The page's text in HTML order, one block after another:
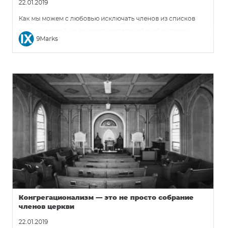
22.01.2019
Как мы можем с любовью исключать членов из списков
наших церквей, не вызывая разделений и обид среди
оставшихся членов? Пастор может быть справедливо
обеспокоен раздутыми списками членов, которые не
Однако трудно предсказать, как те, кого он хочет
защитить, — активные верующие! — отреагируют, когда он
порекомендует привести членский список в порядок.
9Marks
Конгрегационализм — это не просто собрание
членов церкви
22.01.2019